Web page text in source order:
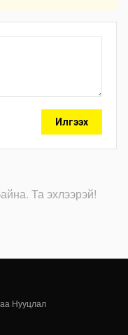
Илгээх
Та эхлээрэй!
·Нууцлал